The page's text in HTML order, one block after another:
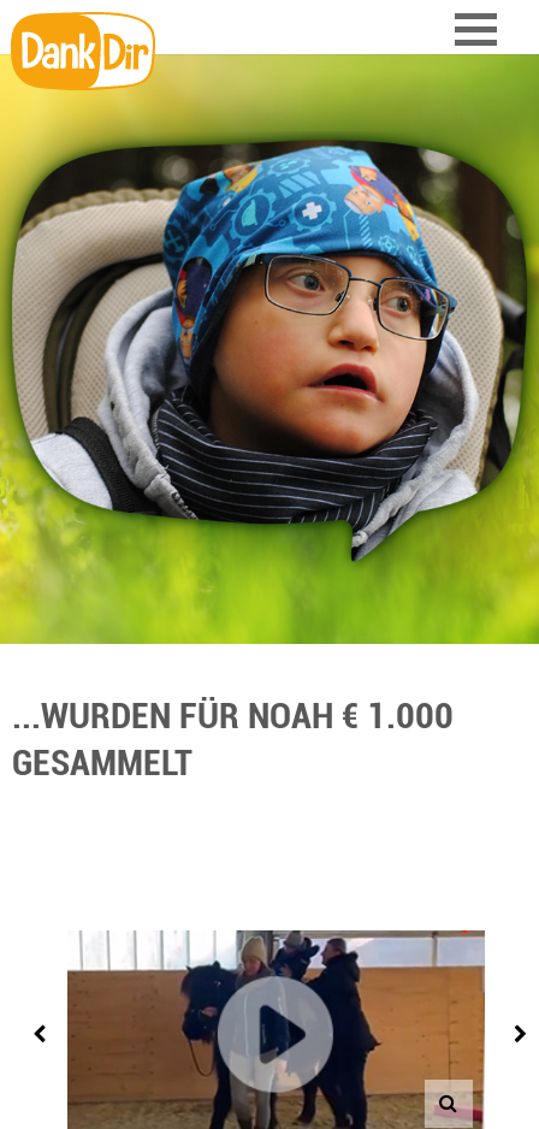
...WURDEN FÜR NOAH € 1.000
GESAMMELT